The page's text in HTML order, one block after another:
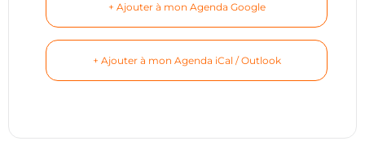
+ Ajouter à mon Agenda Google
+ Ajouter à mon Agenda iCal / Outlook